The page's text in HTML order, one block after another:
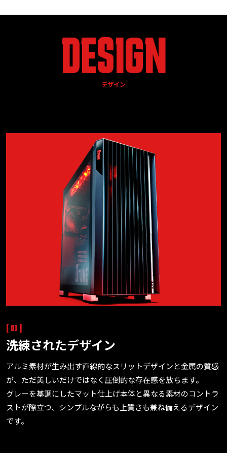
DESIGN
デザイン
[ 01 ]
洗練されたデザイン
アルミ素材が生み出す直線的なスリットデザインと金属の質感
が、ただ美しいだけではなく圧倒的な存在感を放ちます。
グレーを基調にしたマット仕上げ本体と異なる素材のコントラ
ストが際立つ、シンプルながらも上質さも兼ね備えるデザイン
です。